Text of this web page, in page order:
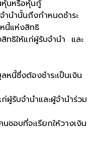
นหรือหุ้นกู้
นถึงกำหนดชำระ
นี้แห่งสิทธิ
ธิให้แก่ผู้รับจำนำ และ
ต้องชำระเป็นเงิน
ผู้รับจำนำและผู้จำนำร่วม
อบที่จะเรียกให้วางเงิน